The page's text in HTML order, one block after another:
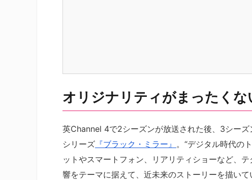
オリジナリティがまったくな
英Channel 4で2シーズンが放送された後、3シー
シリーズ 『ブラック・ミラー』 。“デジタル時代の
ットやスマートフォン、リアリティショーなど、
響をテーマに据えて、近未来のストーリーを描いて